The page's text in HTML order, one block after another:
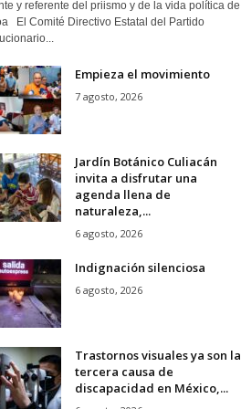
y referente del priismo y de la vida política de
El Comité Directivo Estatal del Partido
Empieza el movimiento
7 agosto, 2026
Jardín Botánico Culiacán
invita a disfrutar una
agenda llena de
naturaleza,...
6 agosto, 2026
Indignación silenciosa
6 agosto, 2026
Trastornos visuales ya son la
tercera causa de
discapacidad en México,...